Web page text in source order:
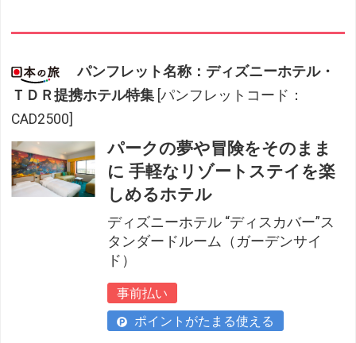
パンフレット名称：ディズニーホテル・
ＴＤＲ提携ホテル特集 [パンフレットコード：
CAD2500]
パークの夢や冒険をそのまま
に 手軽なリゾートステイを楽
しめるホテル
ディズニーホテル “ディスカバー”ス
タンダードルーム（ガーデンサイ
ド）
事前払い
ポイントがたまる使える